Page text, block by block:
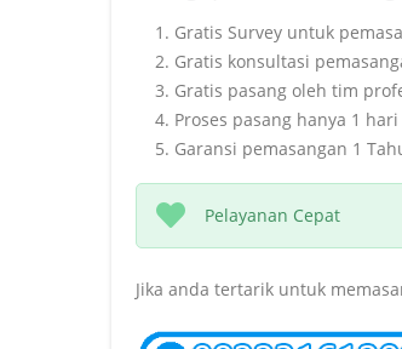
Gratis Survey untuk
Gratis konsultasi
Gratis pasang oleh tim
Proses pasang hanya 1
Garansi pemasangan 1
Pelayanan Cepat
Jika anda tertarik untuk